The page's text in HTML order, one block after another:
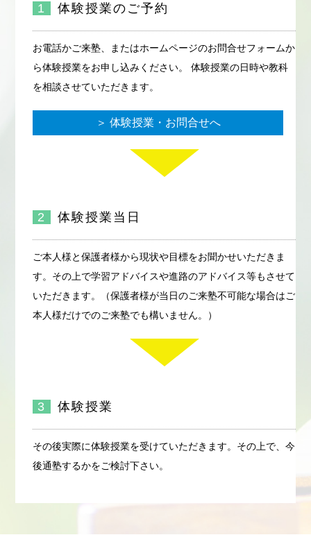
1 体験授業のご予約
お電話かご来塾、またはホームページのお問合せフォームか
ら体験授業をお申し込みください。 体験授業の日時や教科
を相談させていただきます。
＞ 体験授業・お問合せへ
2 体験授業当日
ご本人様と保護者様から現状や目標をお聞かせいただきま
す。その上で学習アドバイスや進路のアドバイス等もさせて
いただきます。（保護者様が当日のご来塾不可能な場合はご
本人様だけでのご来塾でも構いません。）
3 体験授業
その後実際に体験授業を受けていただきます。その上で、今
後通塾するかをご検討下さい。